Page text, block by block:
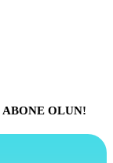
ABONE OLUN!